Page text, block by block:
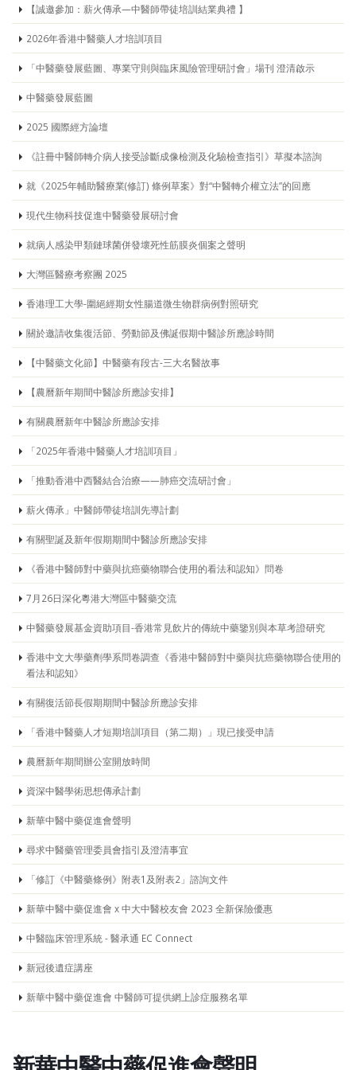
【誠邀參加：薪火傳承—中醫師帶徒培訓結業典禮 】
2026年香港中醫藥人才培訓項目
「中醫藥發展藍圖、專業守則與臨床風險管理研討會」場刊 澄清啟示
中醫藥發展藍圖
2025 國際經方論壇
《註冊中醫師轉介病人接受診斷成像檢測及化驗檢查指引》草擬本諮詢
就《2025年輔助醫療業(修訂) 條例草案》對“中醫轉介權立法”的回應
現代生物科技促進中醫藥發展研討會
就病人感染甲類鏈球菌併發壞死性筋膜炎個案之聲明
大灣區醫療考察團 2025
香港理工大學-圍絕經期女性腸道微生物群病例對照研究
關於邀請收集復活節、勞動節及佛誕假期中醫診所應診時間
【中醫藥文化節】中醫藥有段古-三大名醫故事
【農曆新年期間中醫診所應診安排】
有關農曆新年中醫診所應診安排
「2025年香港中醫藥人才培訓項目」
「推動香港中西醫結合治療——肺癌交流研討會」
薪火傳承」中醫師帶徒培訓先導計劃
有關聖誕及新年假期期間中醫診所應診安排
《香港中醫師對中藥與抗癌藥物聯合使用的看法和認知》問卷
7月26日深化粵港大灣區中醫藥交流
中醫藥發展基金資助項目-香港常見飲片的傳統中藥鑒別與本草考證研究
香港中文大學藥劑學系問卷調查《香港中醫師對中藥與抗癌藥物聯合使用的
看法和認知》
有關復活節長假期期間中醫診所應診安排
「香港中醫藥人才短期培訓項目（第二期）」現已接受申請
農曆新年期間辦公室開放時間
資深中醫學術思想傳承計劃
新華中醫中藥促進會聲明
尋求中醫藥管理委員會指引及澄清事宜
「修訂《中醫藥條例》附表1及附表2」諮詢文件
新華中醫中藥促進會 x 中大中醫校友會 2023 全新保險優惠
中醫臨床管理系統 - 醫承通 EC Connect
新冠後遺症講座
新華中醫中藥促進會 中醫師可提供網上診症服務名單